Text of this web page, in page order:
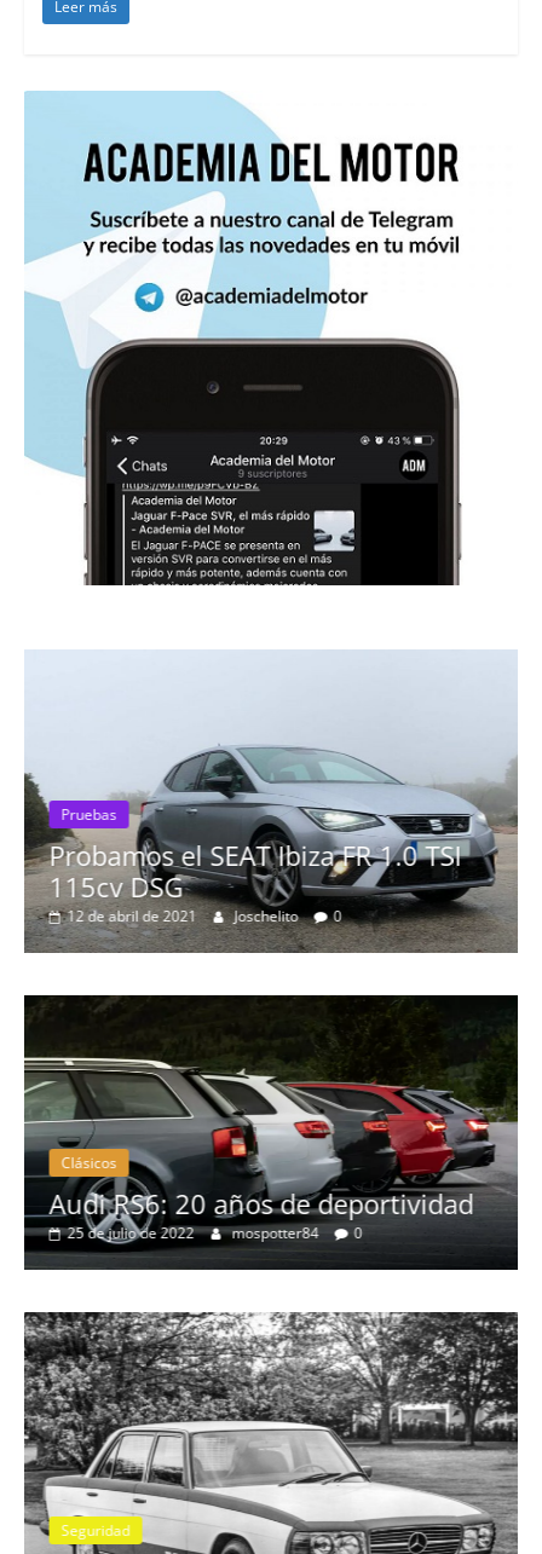
Leer más
Pruebas
Probamos el SEAT Ibiza FR 1.0 TSI
115cv DSG
12 de abril de 2021 Joschelito 0
Clásicos
Audi RS6: 20 años de deportividad
25 de julio de 2022 mospotter84 0
Seguridad